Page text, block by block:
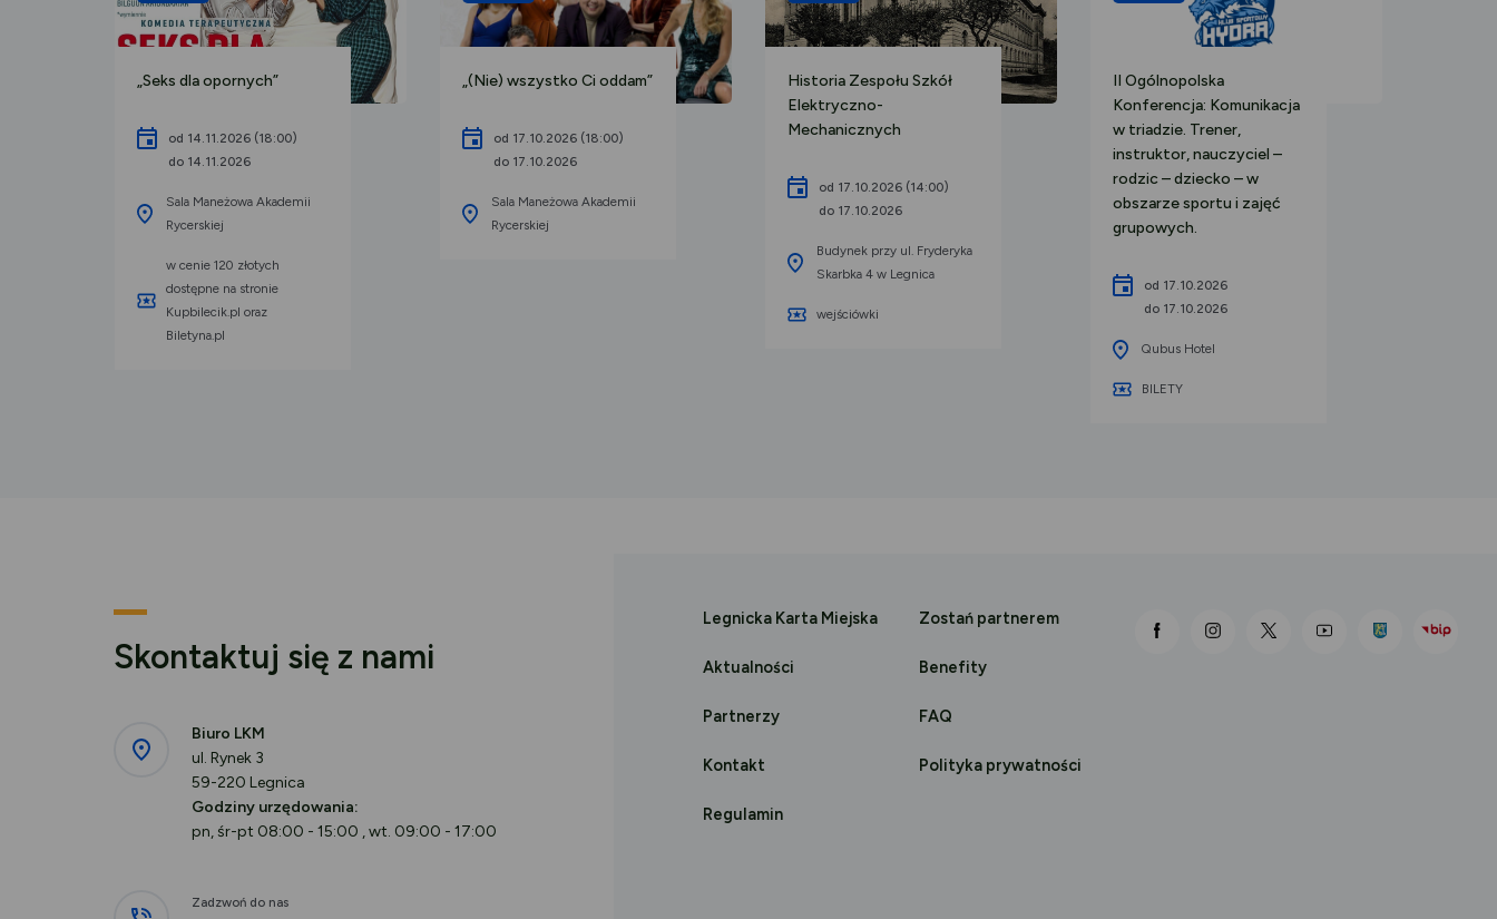
„Seks dla opornych”
od 14.11.2026 (18:00)
do 14.11.2026
Sala Maneżowa Akademii
Rycerskiej
w cenie 120 złotych
dostępne na stronie
Kupbilecik.pl oraz
Biletyna.pl
„(Nie) wszystko Ci oddam”
od 17.10.2026 (18:00)
do 17.10.2026
Sala Maneżowa Akademii
Rycerskiej
Historia Zespołu Szkół
Elektryczno-
Mechanicznych
od 17.10.2026 (14:00)
do 17.10.2026
Budynek przy ul. Fryderyka
Skarbka 4 w Legnica
wejściówki
II Ogólnopolska
Konferencja: Komunikacja
w triadzie. Trener,
instruktor, nauczyciel –
rodzic – dziecko – w
obszarze sportu i zajęć
grupowych.
od 17.10.2026
do 17.10.2026
Qubus Hotel
BILETY
Skontaktuj się z nami
Biuro LKM
ul. Rynek 3
59-220 Legnica
Godziny urzędowania:
pn, śr-pt 08:00 - 15:00 , wt. 09:00 - 17:00
Zadzwoń do nas
Legnicka Karta Miejska Zostań partnerem
Aktualności Benefity
Partnerzy FAQ
Kontakt Polityka prywatności
Regulamin
link otwiera się nowej karcie
link otwiera się nowej karcie
link otwiera się nowej karcie
link otwiera się nowej